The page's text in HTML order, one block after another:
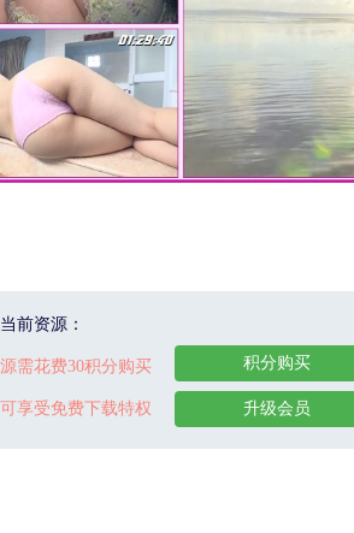
前资源：
需花费30积分购买
享受免费下载特权
积分购买
升级会员